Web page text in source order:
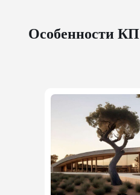
Особенности